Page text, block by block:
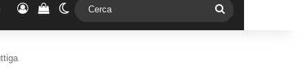
AccediVedi il carrello
Cambia aspetto